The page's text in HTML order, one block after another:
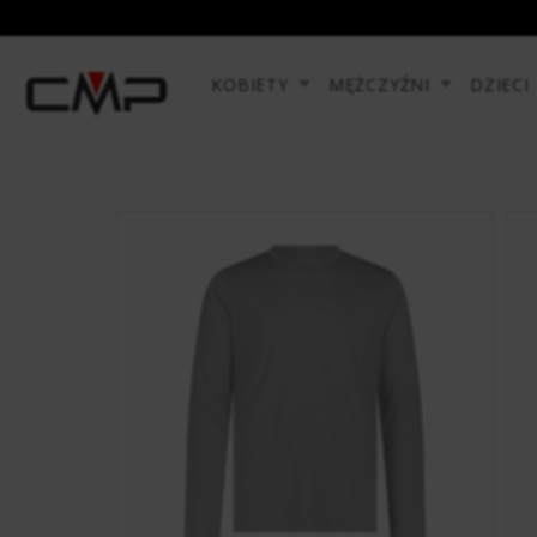
KOBIETY MĘŻCZYŹNI DZIECI